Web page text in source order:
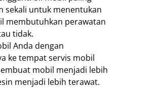
sekali untuk menentukan
membutuhkan perawatan
tidak.
Anda dengan
ke tempat servis mobil
mobil menjadi lebih
menjadi lebih terawat.